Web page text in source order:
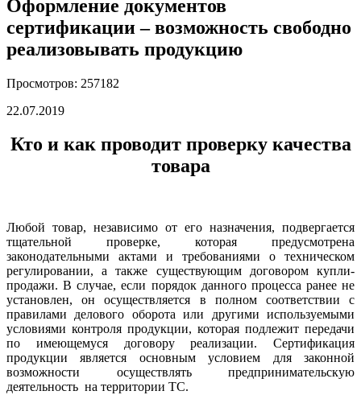
Оформление документов
сертификации – возможность свободно
реализовывать продукцию
Просмотров: 257182
22.07.2019
Кто и как проводит проверку качества
товара
Любой товар, независимо от его назначения, подвергается
тщательной проверке, которая предусмотрена
законодательными актами и требованиями о техническом
регулировании, а также существующим договором купли-
продажи. В случае, если порядок данного процесса ранее не
установлен, он осуществляется в полном соответствии с
правилами делового оборота или другими используемыми
условиями контроля продукции, которая подлежит передачи
по имеющемуся договору реализации. Сертификация
продукции является основным условием для законной
возможности осуществлять предпринимательскую
деятельность на территории ТС.